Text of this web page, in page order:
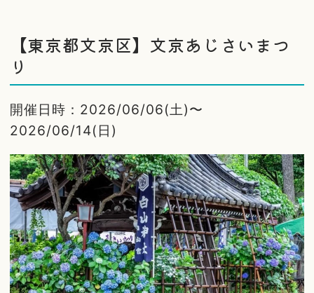
【東京都文京区】文京あじさいまつ
り
開催日時：2026/06/06(土)〜
2026/06/14(日)